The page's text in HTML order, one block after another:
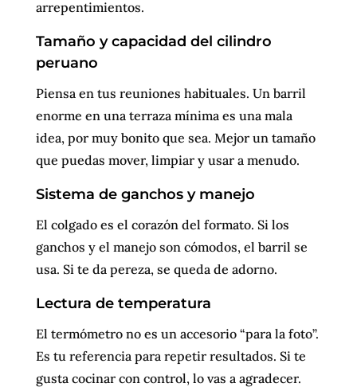
arrepentimientos.
Tamaño y capacidad del cilindro
peruano
Piensa en tus reuniones habituales. Un barril
enorme en una terraza mínima es una mala
idea, por muy bonito que sea. Mejor un tamaño
que puedas mover, limpiar y usar a menudo.
Sistema de ganchos y manejo
El colgado es el corazón del formato. Si los
ganchos y el manejo son cómodos, el barril se
usa. Si te da pereza, se queda de adorno.
Lectura de temperatura
El termómetro no es un accesorio “para la foto”.
Es tu referencia para repetir resultados. Si te
gusta cocinar con control, lo vas a agradecer.